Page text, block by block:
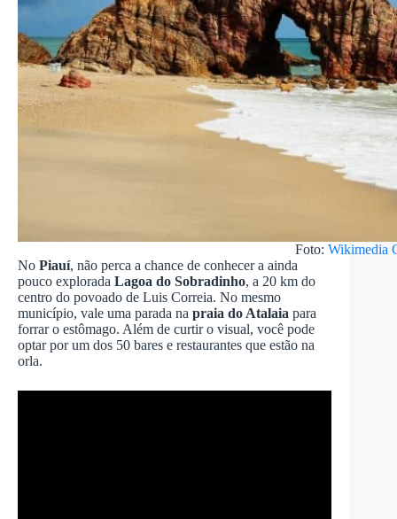
Foto: Wikimedia
No Piauí, não perca a chance de conhecer a ainda
pouco explorada Lagoa do Sobradinho, a 20 km do
centro do povoado de Luis Correia. No mesmo
município, vale uma parada na praia do Atalaia para
forrar o estômago. Além de curtir o visual, você pode
optar por um dos 50 bares e restaurantes que estão na
orla.